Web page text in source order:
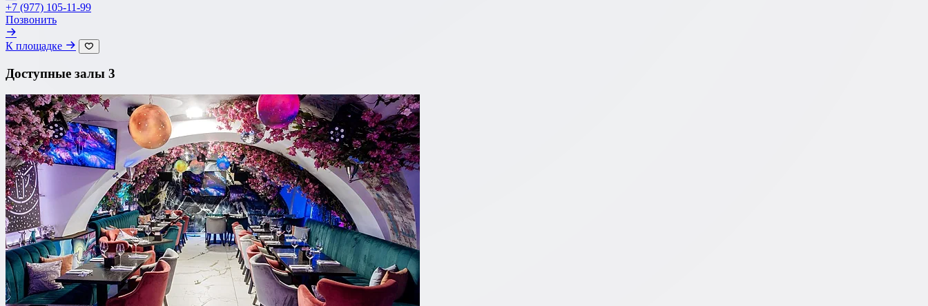
Со своим алкоголем
С живой музыкой
С панорамным видом
С детской комнатой
С шоу программой
Своя парковка
Показать3693площадок Сбросить все фильтры
+7 (977) 105-11-99
Позвонить
К площадке
Доступные залы 3